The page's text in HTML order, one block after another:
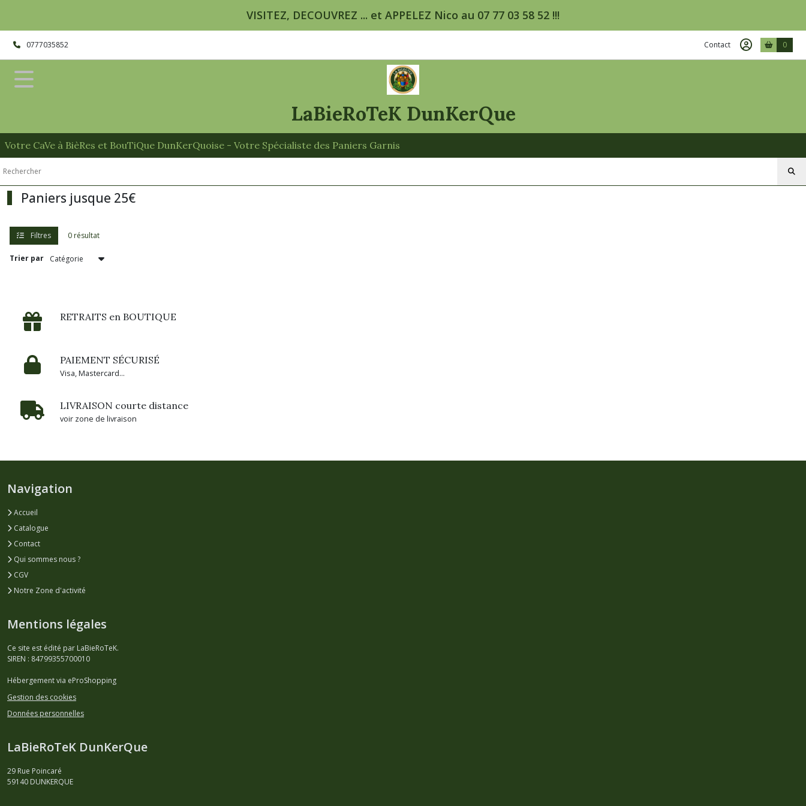
VISITEZ, DECOUVREZ ... et APPELEZ Nico au 07 77 03 58 52 !!!
0777035852 Contact 0
LaBieRoTeK DunKerQue
Votre CaVe à BièRes et BouTiQue DunKerQuoise - Votre Spécialiste des Paniers Garnis
Paniers jusque 25€
Filtres 0 résultat
Trier par
RETRAITS en BOUTIQUE
PAIEMENT SÉCURISÉ
Visa, Mastercard...
LIVRAISON courte distance
voir zone de livraison
FILTRES
Tous
Afficher
les
résultats
Navigation
Accueil
Catalogue
Contact
Qui sommes nous ?
CGV
Notre Zone d'activité
Mentions légales
Ce site est édité par LaBieRoTeK.
SIREN : 84799355700010
Hébergement via eProShopping
Gestion des cookies
Données personnelles
LaBieRoTeK DunKerQue
29 Rue Poincaré
59140 DUNKERQUE